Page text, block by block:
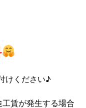
けください♪
賃が発生する場合